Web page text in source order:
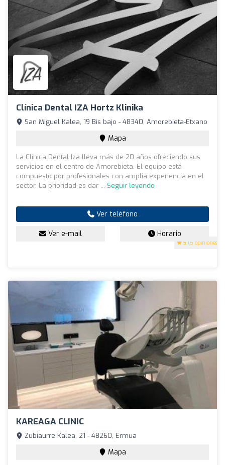
Clínica Dental IZA Hortz Klinika
5 (5 opiniones)
San Miguel Kalea, 19 Bis bajo - 48340, Amorebieta-Etxano
Mapa
La Clínica Dental Iza lleva más de 20 años ofreciendo sus
servicios en el centro de Amorebieta. El equipo está
compuesto por profesionales con amplia experiencia en el
sector. La prioridad es dar ... Seguir leyendo
Ver teléfono
Ver e-mail Horario
KAREAGA CLINIC
Zubiaurre Kalea, 21 - 48260, Ermua
Mapa